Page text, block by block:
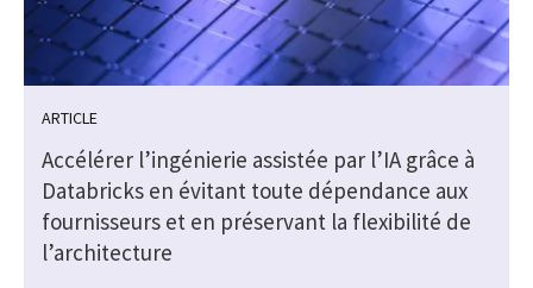
ARTICLE
Accélérer l’ingénierie assistée par l’IA grâce à
Databricks en évitant toute dépendance aux
fournisseurs et en préservant la flexibilité de
l’architecture